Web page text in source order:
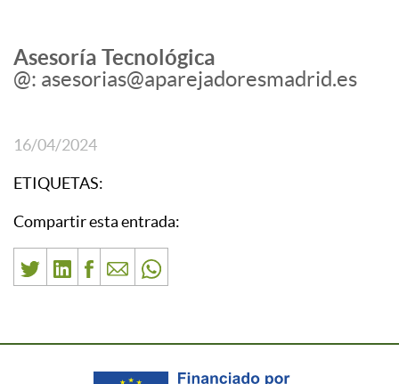
Asesoría Tecnológica
@: asesorias@aparejadoresmadrid.es
16/04/2024
ETIQUETAS:
Compartir esta entrada: